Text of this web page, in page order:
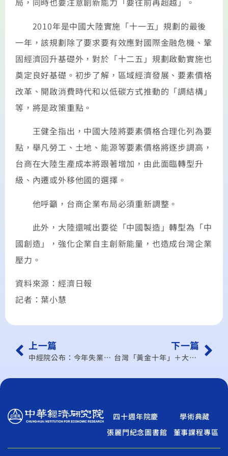
2010年是中國大陸實施「十一五」規劃的最後
一年，該規劃除了要求要有效應對國際金融危機、鞏
固經濟回升基礎外，對於「十二五」規劃啟動實施也
奠定良好基礎。初步了解，區域經濟發展、要素價格
改革、開啟消費時代和以低碳方式推動的「調結構」
等，將是政策重點。
王健全指出，中國大陸將要素價格合理化列為要
點，舉凡勞工、土地、能源等要素價格將逐步調高，
台商在大陸生產成本將跟著增加，由此面臨轉型升
級、內遷或外移他國的選擇。
他呼籲，台商企業布局必須重新調整。
此外，大陸還喊出要從「中國製造」轉型為「中
國創造」，強化企業自主創新能量，也造成台灣企業
壓力。
資料來源：經濟日報
記者：葉小慧
上一篇
中經院公布：今年失業率無法降到5%以下
下一篇
台灣「黃金十年」＋大陸「十二五」 兩岸合作A擱發 共賺世界錢
四十週年院慶
學術典藏
張麗門紀念圖書館
董事課程專區